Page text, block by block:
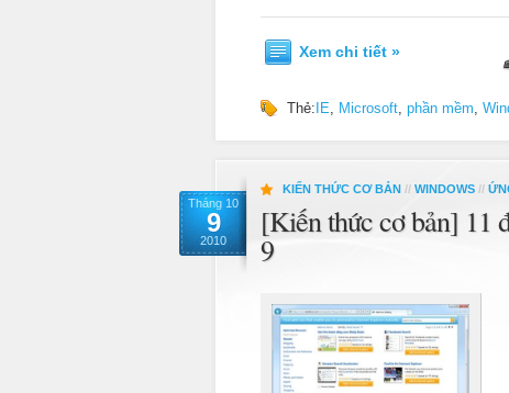
Xem chi tiết »
Thẻ: IE, Microsoft, phần mềm,
Tháng 10
9
2010
KIẾN THỨC CƠ BẢN // WINDOWS //
[Kiến thức cơ bản] 11
9